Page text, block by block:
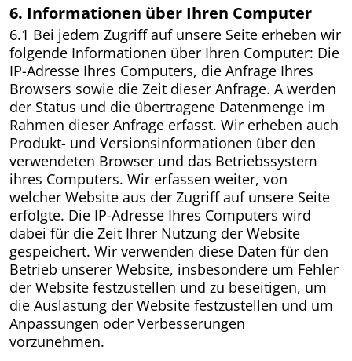
6. Informationen über Ihren Computer
6.1 Bei jedem Zugriff auf unsere Seite erheben wir
folgende Informationen über Ihren Computer: Die
IP-Adresse Ihres Computers, die Anfrage Ihres
Browsers sowie die Zeit dieser Anfrage. A werden
der Status und die übertragene Datenmenge im
Rahmen dieser Anfrage erfasst. Wir erheben auch
Produkt- und Versionsinformationen über den
verwendeten Browser und das Betriebssystem
ihres Computers. Wir erfassen weiter, von
welcher Website aus der Zugriff auf unsere Seite
erfolgte. Die IP-Adresse Ihres Computers wird
dabei für die Zeit Ihrer Nutzung der Website
gespeichert. Wir verwenden diese Daten für den
Betrieb unserer Website, insbesondere um Fehler
der Website festzustellen und zu beseitigen, um
die Auslastung der Website festzustellen und um
Anpassungen oder Verbesserungen
vorzunehmen.